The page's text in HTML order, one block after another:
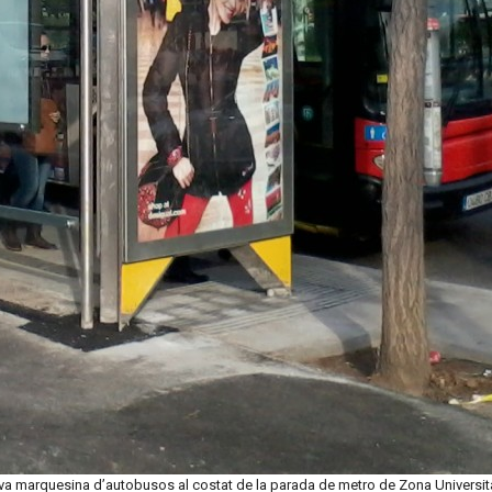
marquesina d’autobusos al costat de la parada de metro de Zona